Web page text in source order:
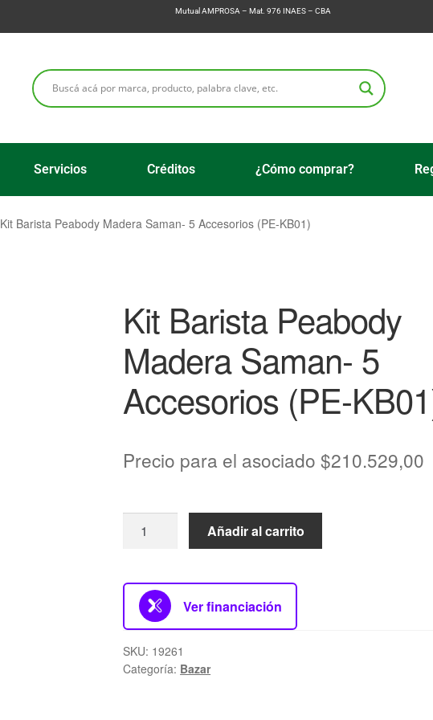
Mutual AMPROSA – Mat. 976 INAES – CBA
Servicios Créditos ¿Cómo comprar?
Kit Barista Peabody Madera Saman- 5 Accesorios (PE-KB01)
Kit Barista Peabody
Madera Saman- 5
Accesorios (PE-
Precio para el asociado$210.529,00
Añadir al carrito
Ver financiación
SKU: 19261
Categoría: Bazar